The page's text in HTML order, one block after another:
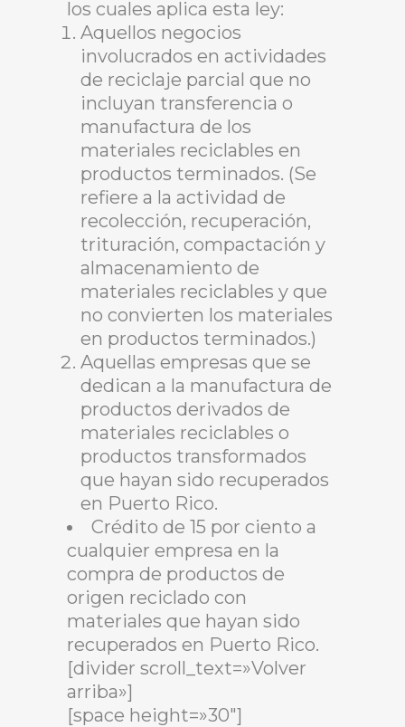
los cuales aplica esta ley:
Aquellos negocios
involucrados en actividades
de reciclaje parcial que no
incluyan transferencia o
manufactura de los
materiales reciclables en
productos terminados. (Se
refiere a la actividad de
recolección, recuperación,
trituración, compactación y
almacenamiento de
materiales reciclables y que
no convierten los materiales
en productos terminados.)
Aquellas empresas que se
dedican a la manufactura de
productos derivados de
materiales reciclables o
productos transformados
que hayan sido recuperados
en Puerto Rico.
Crédito de 15 por ciento a
cualquier empresa en la
compra de productos de
origen reciclado con
materiales que hayan sido
recuperados en Puerto Rico.
[divider scroll_text=»Volver
arriba»]
[space height=»30″]